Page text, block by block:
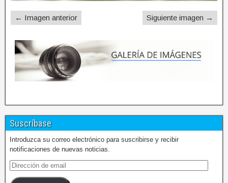
← Imagen anterior Siguiente imagen →
Suscríbase
Introduzca su correo electrónico para suscribirse y recibir
notificaciones de nuevas noticias.